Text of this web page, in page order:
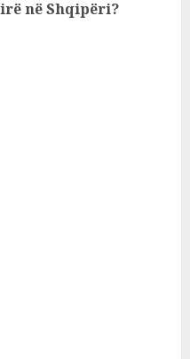
në Shqipëri?